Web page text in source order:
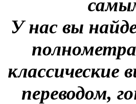
У нас вы
переводом,